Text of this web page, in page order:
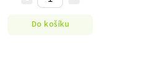
Do košíku